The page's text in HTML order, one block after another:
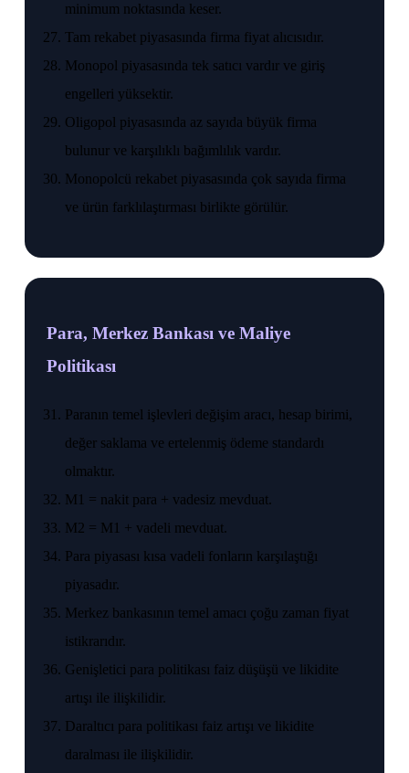
minimum noktasında keser.
Tam rekabet piyasasında firma fiyat alıcısıdır.
Monopol piyasasında tek satıcı vardır ve giriş
engelleri yüksektir.
Oligopol piyasasında az sayıda büyük firma
bulunur ve karşılıklı bağımlılık vardır.
Monopolcü rekabet piyasasında çok sayıda firma
ve ürün farklılaştırması birlikte görülür.
Para, Merkez Bankası ve Maliye
Politikası
Paranın temel işlevleri değişim aracı, hesap birimi,
değer saklama ve ertelenmiş ödeme standardı
olmaktır.
M1 = nakit para + vadesiz mevduat.
M2 = M1 + vadeli mevduat.
Para piyasası kısa vadeli fonların karşılaştığı
piyasadır.
Merkez bankasının temel amacı çoğu zaman fiyat
istikrarıdır.
Genişletici para politikası faiz düşüşü ve likidite
artışı ile ilişkilidir.
Daraltıcı para politikası faiz artışı ve likidite
daralması ile ilişkilidir.